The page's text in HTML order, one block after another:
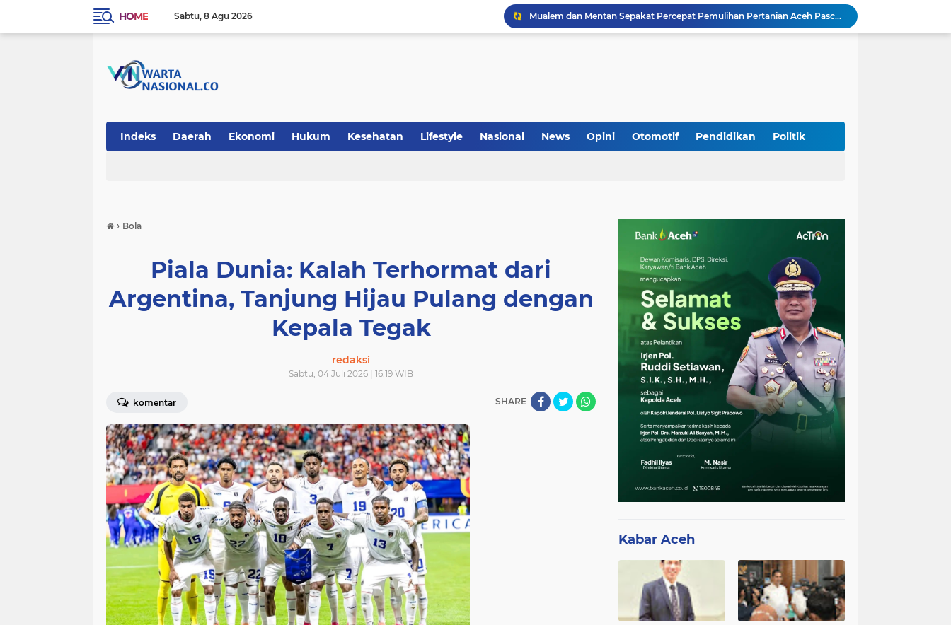
HOME Sabtu 8 Agu 2026
Rp 2,5 Triliun Dana Kementan untuk Bencana, Pemerintah Aceh kelola Rp 9,7 M
Meriahkan HUT Ke-81 Kemerdekaan RI, Polda Aceh Gelar Lomba Memasak Nasi Goreng dan Aneka Minuman
Kodim 0108/Agara terus kebut pembangunan jembatan Gantung di Ds. Kumbang Jaya, Aceh Tenggara
Indeks Daerah Ekonomi Hukum Kesehatan Lifestyle Nasional News Opini Otomotif Pendidikan Politik
› Bola
Piala Dunia: Kalah Terhormat dari
Argentina, Tanjung Hijau Pulang dengan
Kepala Tegak
redaksi
Sabtu, 04 Juli 2026 | 16.19 WIB
komentar SHARE
Kabar Aceh